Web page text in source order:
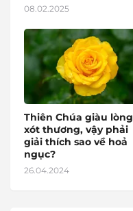
08.02.2025
Thiên Chúa giàu lòng
xót thương, vậy phải
giải thích sao về hoả
ngục?
26.04.2024